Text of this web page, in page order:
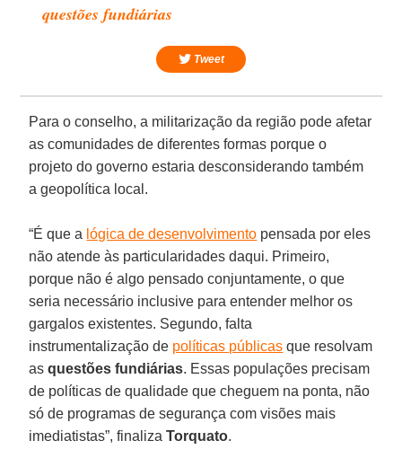
questões fundiárias
Tweet
Para o conselho, a militarização da região pode afetar
as comunidades de diferentes formas porque o
projeto do governo estaria desconsiderando também
a geopolítica local.
“É que a lógica de desenvolvimento pensada por eles
não atende às particularidades daqui. Primeiro,
porque não é algo pensado conjuntamente, o que
seria necessário inclusive para entender melhor os
gargalos existentes. Segundo, falta
instrumentalização de políticas públicas que resolvam
asquestões fundiárias. Essas populações precisam
de políticas de qualidade que cheguem na ponta, não
só de programas de segurança com visões mais
imediatistas”, finalizaTorquato.